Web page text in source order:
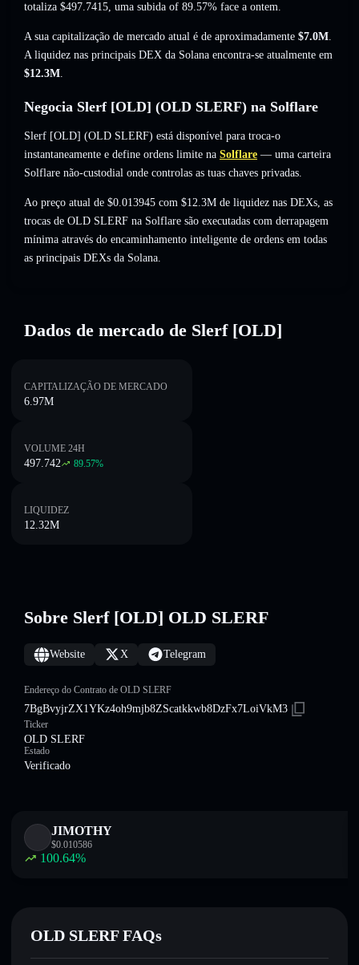
totaliza $497.7415, uma subida of 89.57% face a ontem.
A sua capitalização de mercado atual é de aproximadamente $7.0M.
A liquidez nas principais DEX da Solana encontra-se atualmente em
$12.3M.
Negocia Slerf [OLD] (OLD SLERF) na Solflare
Slerf [OLD] (OLD SLERF) está disponível para troca-o
instantaneamente e define ordens limite na Solflare — uma carteira
Solflare não-custodial onde controlas as tuas chaves privadas.
Ao preço atual de $0.013945 com $12.3M de liquidez nas DEXs, as
trocas de OLD SLERF na Solflare são executadas com derrapagem
mínima através do encaminhamento inteligente de ordens em todas
as principais DEXs da Solana.
Dados de mercado de Slerf [OLD]
CAPITALIZAÇÃO DE MERCADO
6.97M
VOLUME 24H
497.742 89.57%
LIQUIDEZ
12.32M
Sobre Slerf [OLD] OLD SLERF
Website X Telegram
Endereço do Contrato de OLD SLERF
7BgBvyjrZX1YKz4oh9mjb8ZScatkkwb8DzFx7LoiVkM3
Ticker
OLD SLERF
Estado
Verificado
JIMOTHY
$0.010586
100.64%
OLD SLERF FAQs